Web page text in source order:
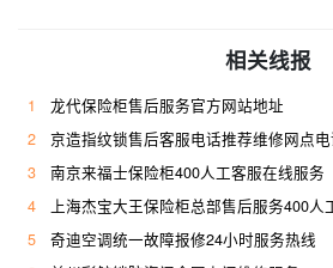
相关线报
1
龙代保险柜售后服务官方网站地址
2
京造指纹锁售后客服电话推荐维修网点电
3
南京来福士保险柜400人工客服在线服务
4
上海杰宝大王保险柜总部售后服务400人工热
5
奇迪空调统一故障报修24小时服务热线